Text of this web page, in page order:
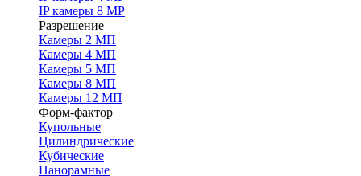
IP камеры 8 MP
Разрешение
Камеры 2 МП
Камеры 4 МП
Камеры 5 МП
Камеры 8 МП
Камеры 12 МП
Форм-фактор
Купольные
Цилиндрические
Кубические
Панорамные